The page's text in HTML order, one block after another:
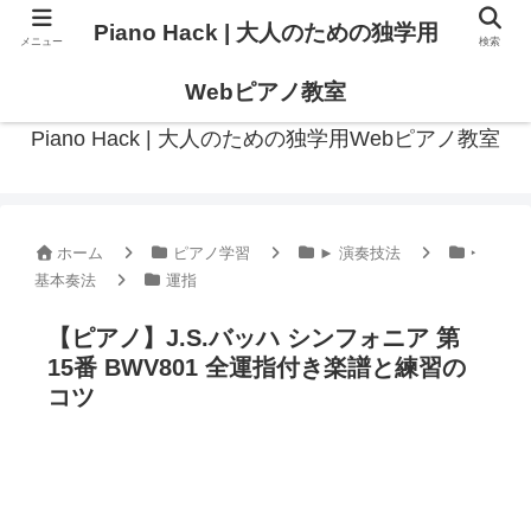
Piano Hack | 大人のための独学用Webピアノ教室
ホーム ピアノ学習 ► 演奏技法
‣
基本奏法
運指
【ピアノ】J.S.バッハ シンフォニア 第
15番 BWV801 全運指付き楽譜と練習の
コツ
メニュー Piano Hack | 大人のための独学用
Webピアノ教室
検索